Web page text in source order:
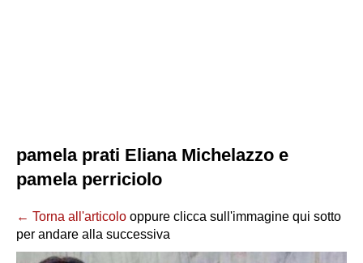
pamela prati Eliana Michelazzo e
pamela perriciolo
← Torna all'articolo oppure clicca sull'immagine qui sotto
per andare alla successiva